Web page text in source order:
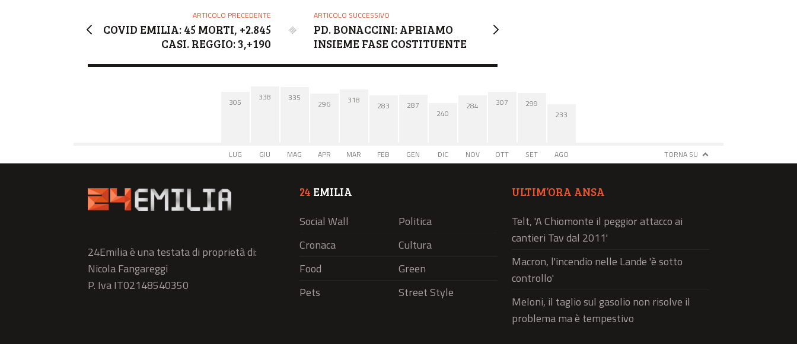
ARTICOLO PRECEDENTE
COVID EMILIA: 45 MORTI, +2.845
CASI. REGGIO: 3,+190
ARTICOLO SUCCESSIVO
PD. BONACCINI: APRIAMO
INSIEME FASE COSTITUENTE
305
LUG
338
GIU
335
MAG
296
APR
318
MAR
283
FEB
287
GEN
240
DIC
284
NOV
307
OTT
299
SET
233
AGO TORNA SU
24Emilia è una testata di proprietà di:
Nicola Fangareggi
P. Iva IT02148540350
24 EMILIA
Social Wall
Politica
Cronaca
Cultura
Food
Green
Pets
Street Style
ULTIM’ORA ANSA
Telt, 'A Chiomonte il peggior attacco ai
cantieri Tav dal 2011'
Macron, l'incendio nelle Lande 'è sotto
controllo'
Meloni, il taglio sul gasolio non risolve il
problema ma è tempestivo